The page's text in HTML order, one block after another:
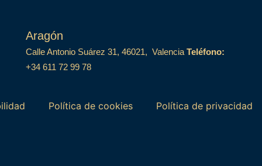
Aragón
Calle Antonio Suárez 31, 46021, Valencia Teléfono:
+34 611 72 99 78
Política de cookies Política de privacidad